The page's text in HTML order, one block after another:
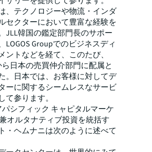
、テクノロジーや物流・インダ
セクターにおいて豊富な経験を
JLL韓国の鑑定部門長のサポー
LOGOS Groupでのビジネスディ
ントなどを経て、このたび、
日本の売買仲介部門に配属と
。日本では、お客様に対してデ
ーに関するシームレスなサービ
て参ります。
シフィック キャピタルマーケ
オルタナティブ投資を統括す
・ヘムナニは次のように述べて